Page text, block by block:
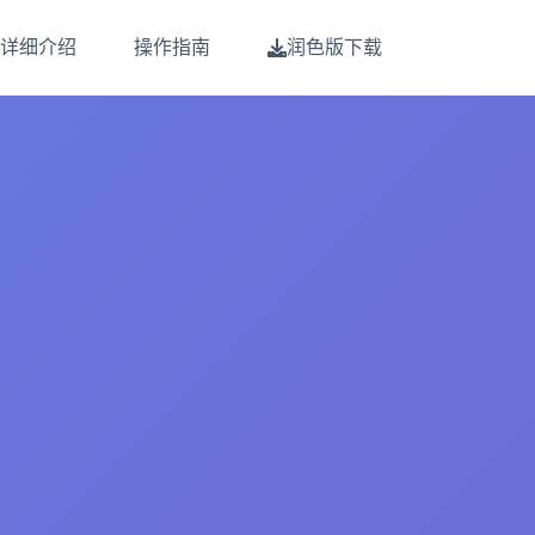
详细介绍 操作指南 润色版下载